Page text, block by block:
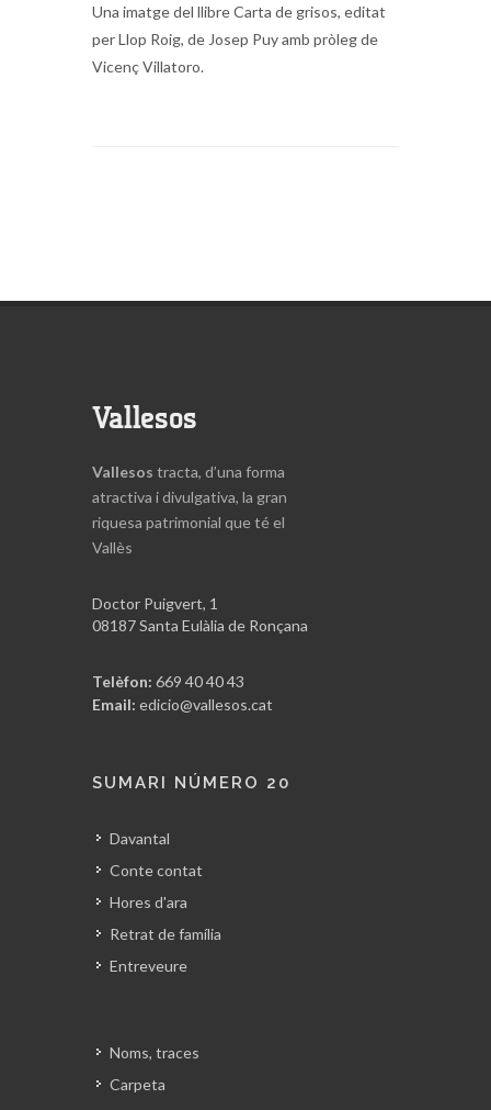
Una imatge del llibre Carta de grisos, editat
per Llop Roig, de Josep Puy amb pròleg de
Vicenç Villatoro.
Vallesos
Vallesos tracta, d’una forma
atractiva i divulgativa, la gran
riquesa patrimonial que té el
Vallès
Doctor Puigvert, 1
08187 Santa Eulàlia de Ronçana
Telèfon: 669 40 40 43
Email: edicio@vallesos.cat
SUMARI NÚMERO 20
Davantal
Conte contat
Hores d'ara
Retrat de família
Entreveure
Noms, traces
Carpeta